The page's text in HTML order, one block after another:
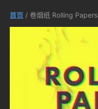
首页 / 卷烟纸 Rolling Papers